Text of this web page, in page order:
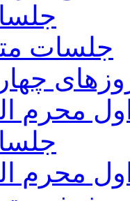
جلسات
محرم
محرم